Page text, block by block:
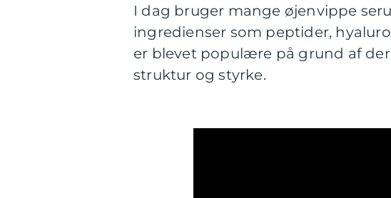
I dag bruger mange øjenvippe
ingredienser som peptider,
er blevet populære på grund af
struktur og styrke.